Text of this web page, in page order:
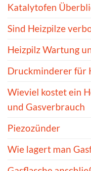
Katalytofen
Sind Heizpilze
Heizpilz Wartung
Druckminderer für
Wieviel kostet ein
und Gasverbrauch
Piezozünder
Wie lagert man